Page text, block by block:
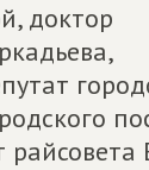
доктор